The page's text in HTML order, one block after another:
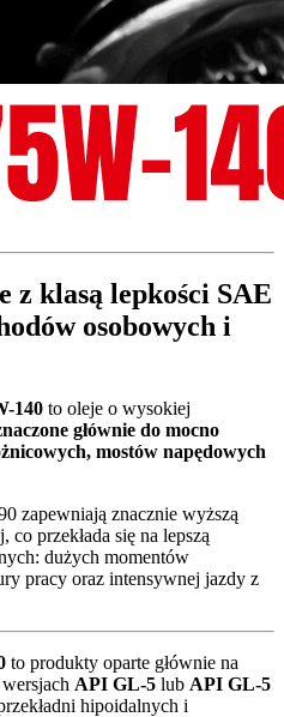
z klasą lepkości SAE
osobowych i
140 to oleje o wysokiej
głównie do mocno
mostów napędowych
zapewniają znacznie wyższą
co przekłada się na lepszą
dużych momentów
pracy oraz intensywnej jazdy z
to produkty oparte głównie na
API GL-5 lub API GL-5
hipoidalnych i